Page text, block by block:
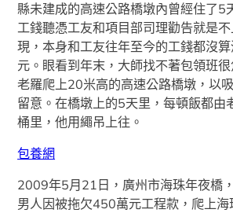
縣未建成的高速公路橋墩內曾經住了5
工錢聽憑工友和項目部司理勸告就是
現，本身和工友往年至今的工錢都沒
元。眼看到年末，大師找不著包領班很
老羅爬上20米高的高速公路橋墩，以
留意。在橋墩上的5天里，每頓飯都由
桶里，他用繩吊上往。
包養網
2009年5月21日，廣州市海珠年夜橋
男人因被拖欠450萬元工程款，爬上海